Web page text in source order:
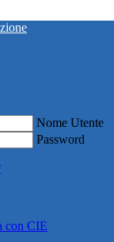
Nome Utente
Password
con CIE